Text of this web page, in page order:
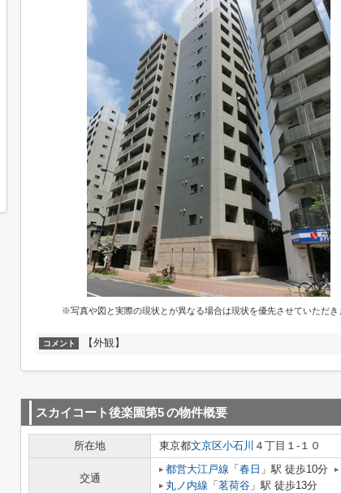
※写真や図と実際の現状とが異なる場合は現状を優先させていただき
コメント 【外観】
スカイコート後楽園第5の物件概要
所在地 東京都文京区小石川 ４丁目１-１０
交通
都営大江戸線 「 春日 」駅 徒歩10分
丸ノ内線 「 茗荷谷 」駅 徒歩13分